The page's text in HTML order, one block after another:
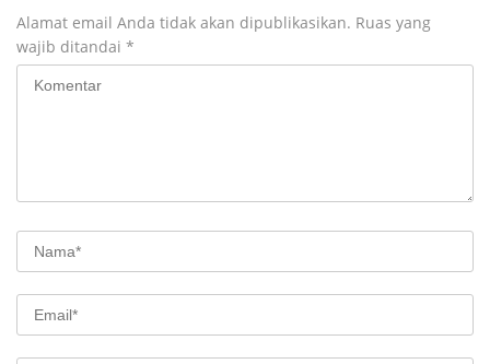
Alamat email Anda tidak akan dipublikasikan. Ruas yang
wajib ditandai *